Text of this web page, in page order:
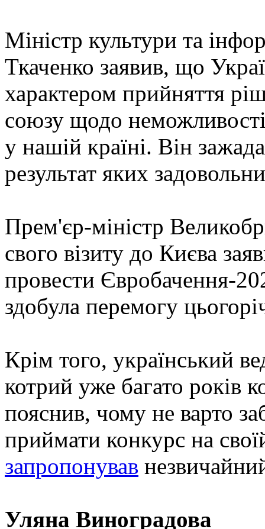
Міністр культури та
Ткаченко заявив, що
характером прийняття
союзу щодо
у нашій країні. Він
результат яких
Прем'єр-міністр
свого візиту до Києва
провести Євробачення-
здобула перемогу
Крім того, український
котрий уже багато років
пояснив, чому не варто
приймати конкурс на
запропонував
Уляна Виноградова